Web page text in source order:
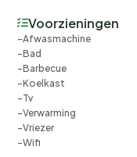
Voorzieningen
Afwasmachine
Bad
Barbecue
Koelkast
Tv
Verwarming
Vriezer
Wifi